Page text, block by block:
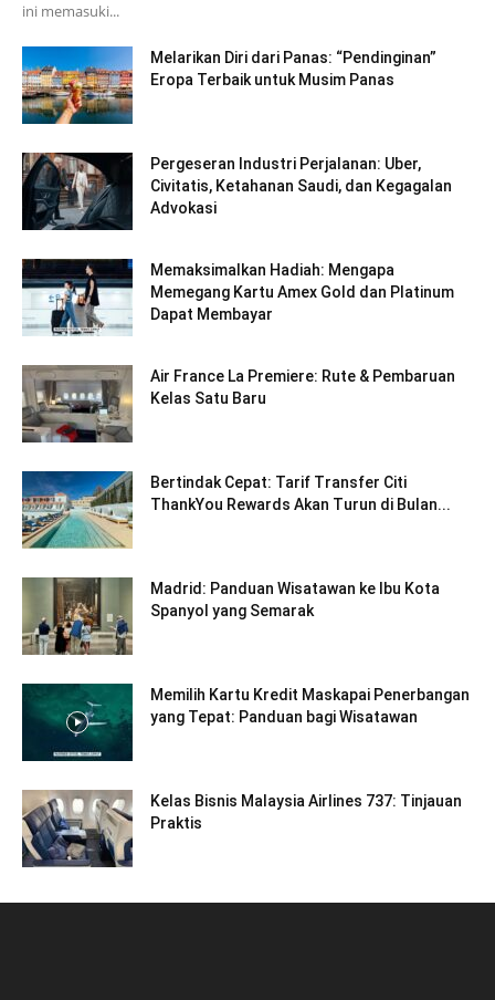
ini memasuki...
Melarikan Diri dari Panas: “Pendinginan”
Eropa Terbaik untuk Musim Panas
Pergeseran Industri Perjalanan: Uber,
Civitatis, Ketahanan Saudi, dan Kegagalan
Advokasi
Memaksimalkan Hadiah: Mengapa
Memegang Kartu Amex Gold dan Platinum
Dapat Membayar
Air France La Premiere: Rute & Pembaruan
Kelas Satu Baru
Bertindak Cepat: Tarif Transfer Citi
ThankYou Rewards Akan Turun di Bulan...
Madrid: Panduan Wisatawan ke Ibu Kota
Spanyol yang Semarak
Memilih Kartu Kredit Maskapai Penerbangan
yang Tepat: Panduan bagi Wisatawan
Kelas Bisnis Malaysia Airlines 737: Tinjauan
Praktis